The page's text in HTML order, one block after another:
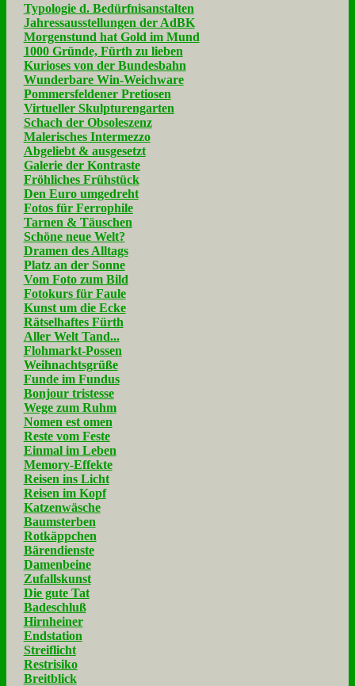
Typologie d. Bedürfnisanstalten
Jahressausstellungen der AdBK
Morgenstund hat Gold im Mund
1000 Gründe, Fürth zu lieben
Kurioses von der Bundesbahn
Wunderbare Win-Weichware
Pommersfeldener Pretiosen
Virtueller Skulpturengarten
Schach der Obsoleszenz
Malerisches Intermezzo
Abgeliebt & ausgesetzt
Galerie der Kontraste
Fröhliches Frühstück
Den Euro umgedreht
Fotos für Ferrophile
Tarnen & Täuschen
Schöne neue Welt?
Dramen des Alltags
Platz an der Sonne
Vom Foto zum Bild
Fotokurs für Faule
Kunst um die Ecke
Rätselhaftes Fürth
Aller Welt Tand...
Flohmarkt-Possen
Weihnachtsgrüße
Funde im Fundus
Bonjour tristesse
Wege zum Ruhm
Nomen est omen
Reste vom Feste
Einmal im Leben
Memory-Effekte
Reisen ins Licht
Reisen im Kopf
Katzenwäsche
Baumsterben
Rotkäppchen
Bärendienste
Damenbeine
Zufallskunst
Die gute Tat
Badeschluß
Hirnheiner
Endstation
Streiflicht
Restrisiko
Breitblick